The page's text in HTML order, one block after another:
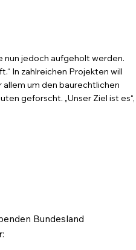
nun jedoch aufgeholt werden.
In zahlreichen Projekten will
um den baurechtlichen
geforscht. „Unser Ziel ist es“,
Bundesland